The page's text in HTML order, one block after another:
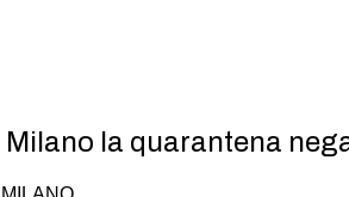
Milano la quarantena